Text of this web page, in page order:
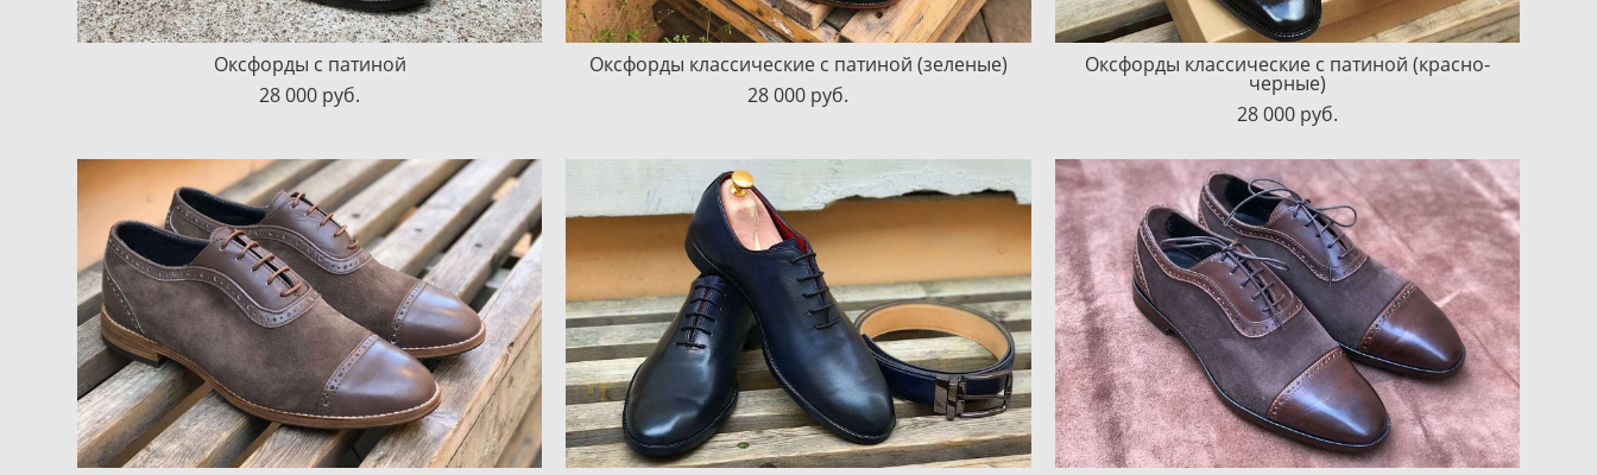
Оксфорды с патиной
28 000 pуб.
Оксфорды классические с патиной (зеленые)
28 000 pуб.
Оксфорды классические с патиной (красно-
черные)
28 000 pуб.